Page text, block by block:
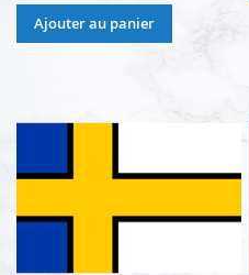
Ajouter au panier